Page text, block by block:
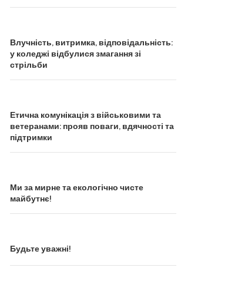
Влучність, витримка, відповідальність:
у коледжі відбулися змагання зі
стрільби
Етична комунікація з військовими та
ветеранами: прояв поваги, вдячності та
підтримки
Ми за мирне та екологічно чисте
майбутнє!
Будьте уважні!